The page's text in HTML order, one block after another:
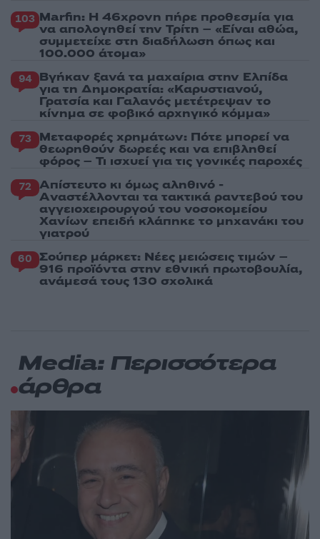
103 Marfin: Η 46χρονη πήρε προθεσμία για
να απολογηθεί την Τρίτη – «Είναι αθώα,
συμμετείχε στη διαδήλωση όπως και
100.000 άτομα»
94 Βγήκαν ξανά τα μαχαίρια στην Ελπίδα
για τη Δημοκρατία: «Καρυστιανού,
Γρατσία και Γαλανός μετέτρεψαν το
κίνημα σε φοβικό αρχηγικό κόμμα»
73 Μεταφορές χρημάτων: Πότε μπορεί να
θεωρηθούν δωρεές και να επιβληθεί
φόρος – Τι ισχυεί για τις γονικές παροχές
72 Απίστευτο κι όμως αληθινό -
Aναστέλλονται τα τακτικά ραντεβού του
αγγειοχειρουργού του νοσοκομείου
Χανίων επειδή κλάπηκε το μηχανάκι του
γιατρού
60 Σούπερ μάρκετ: Νέες μειώσεις τιμών –
916 προϊόντα στην εθνική πρωτοβουλία,
ανάμεσά τους 130 σχολικά
Media: Περισσότερα
άρθρα